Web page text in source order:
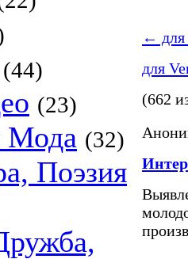
(44)
(23)
Мода (32)
Поэзия
←
для
(662